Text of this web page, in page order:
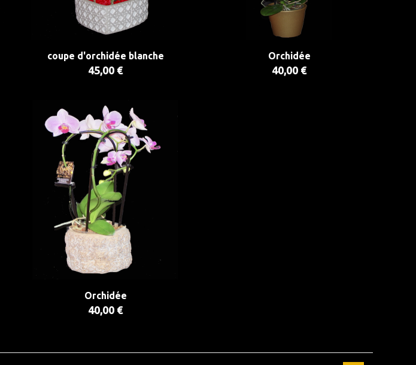
coupe d'orchidée blanche
45,00 €
Orchidée
40,00 €
Orchidée
40,00 €